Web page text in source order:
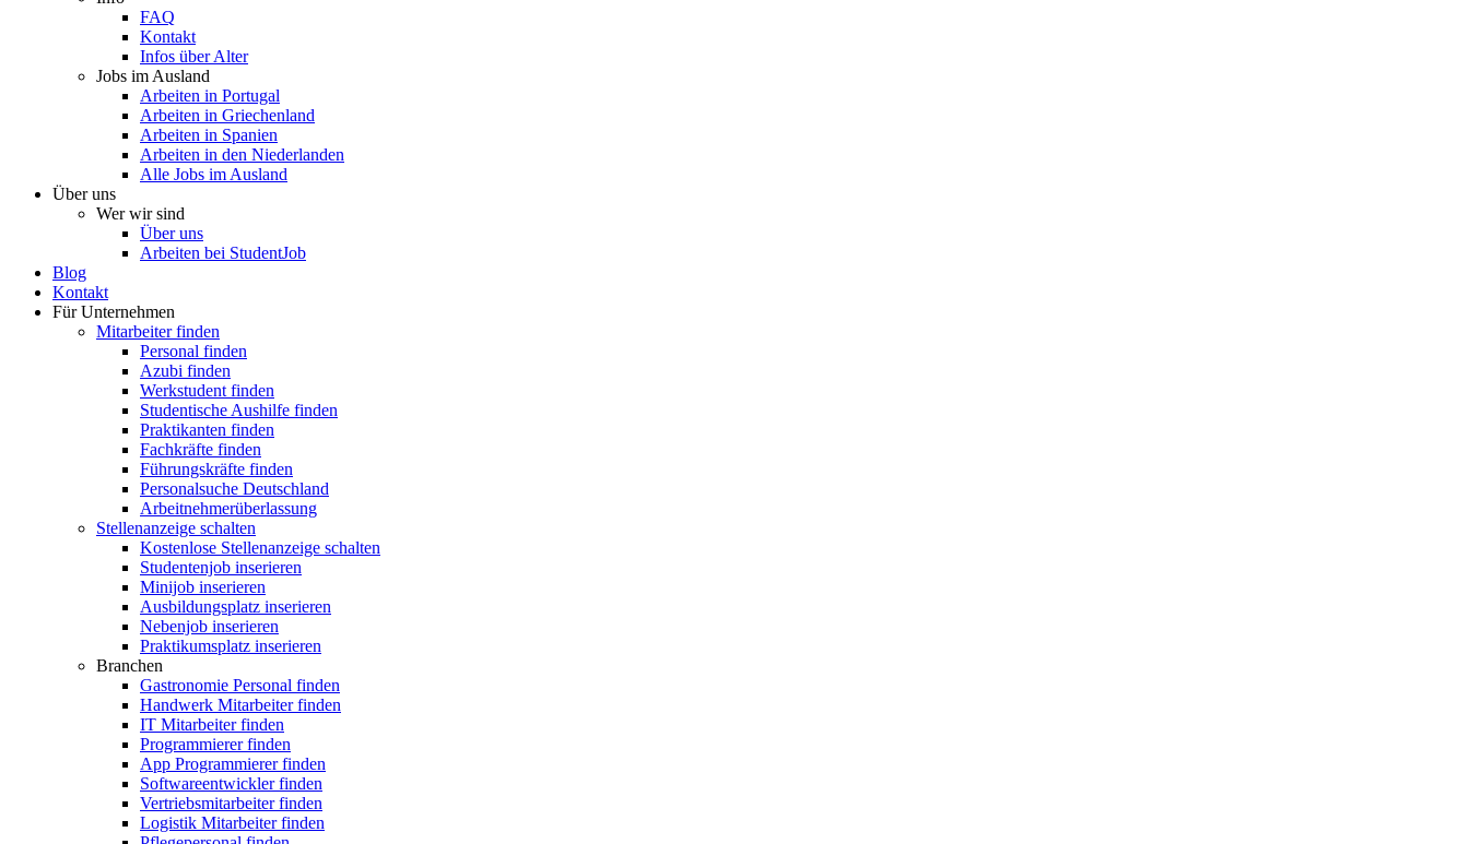
FAQ
Kontakt
Infos über Alter
Jobs im Ausland
Arbeiten in Portugal
Arbeiten in Griechenland
Arbeiten in Spanien
Arbeiten in den Niederlanden
Alle Jobs im Ausland
Über uns
Wer wir sind
Über uns
Arbeiten bei StudentJob
Blog
Kontakt
Für Unternehmen
Mitarbeiter finden
Personal finden
Azubi finden
Werkstudent finden
Studentische Aushilfe finden
Praktikanten finden
Fachkräfte finden
Führungskräfte finden
Personalsuche Deutschland
Arbeitnehmerüberlassung
Stellenanzeige schalten
Kostenlose Stellenanzeige schalten
Studentenjob inserieren
Minijob inserieren
Ausbildungsplatz inserieren
Nebenjob inserieren
Praktikumsplatz inserieren
Branchen
Gastronomie Personal finden
Handwerk Mitarbeiter finden
IT Mitarbeiter finden
Programmierer finden
App Programmierer finden
Softwareentwickler finden
Vertriebsmitarbeiter finden
Logistik Mitarbeiter finden